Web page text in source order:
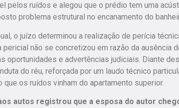
pelos ruídos e alegou que o prédio tem uma
problema estrutural no encanamento do
o juízo determinou a realização de perícia
pericial não se concretizou em razão da
oportunidades e advertências judiciais. Diante
do réu, reforçada por um laudo técnico
os ruídos vinham do apartamento superior.
autos registrou que a esposa do autor